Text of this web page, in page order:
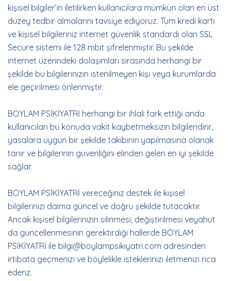
kişisel bilgiler’in iletilirken kullanıcılara mümkün olan en üst
düzey tedbir almalarını tavsiye ediyoruz. Tüm kredi kartı
ve kişisel bilgileriniz internet güvenlik standardı olan SSL
Secure sistemi ile 128 mbit şifrelenmiştir. Bu şekilde
internet üzerindeki dolaşımları sırasında herhangi bir
şekilde bu bilgilerinizin istenilmeyen kişi veya kurumlarda
ele geçirilmesi önlenmiştir.
BOYLAM PSİKİYATRİ herhangi bir ihlali fark ettiği anda
kullanıcıları bu konuda vakit kaybetmeksizin bilgilendirir,
yasalara uygun bir şekilde takibinin yapılmasına olanak
tanır ve bilgilerinin güvenliğini elinden gelen en iyi şekilde
sağlar.
BOYLAM PSİKİYATRİ vereceğiniz destek ile kişisel
bilgilerinizi daima güncel ve doğru şekilde tutacaktır.
Ancak kişisel bilgilerinizin silinmesi, değiştirilmesi veyahut
da güncellenmesinin gerektirdiği hallerde BOYLAM
PSİKİYATRİ ile bilgi@boylampsikiyatri.com adresinden
irtibata geçmenizi ve böylelikle isteklerinizi iletmenizi rica
ederiz.